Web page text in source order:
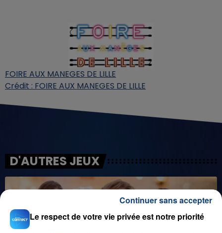
FOIRE AUX MANEGES DE LILLE
Crédit : FOIRE AUX MANEGES DE LILLE
D'AUTRES JEUX
Le respect de votre vie privée est notre priorité
Continuer sans accepter